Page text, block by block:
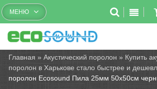
Бесплатный рассчет
МЕНЮ
Главная »Акустический поролон » Купить
поролон в Харькове стало быстрее и
поролон Ecosound Пила 25мм 50х50см